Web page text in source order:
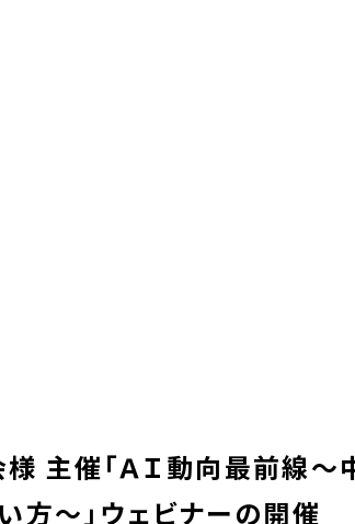
主催「ＡＩ動向最前線～
方～」ウェビナーの開催